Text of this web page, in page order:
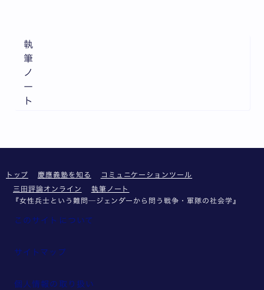
執
筆
ノ
ー
ト
トップ 慶應義塾を知る
コミュニケーションツール
三田評論オンライン
執筆ノート
『女性兵士という難問─ジェンダーから問う戦争・軍隊の社会学』
このサイトについて
サイトマップ
個人情報の取り扱い